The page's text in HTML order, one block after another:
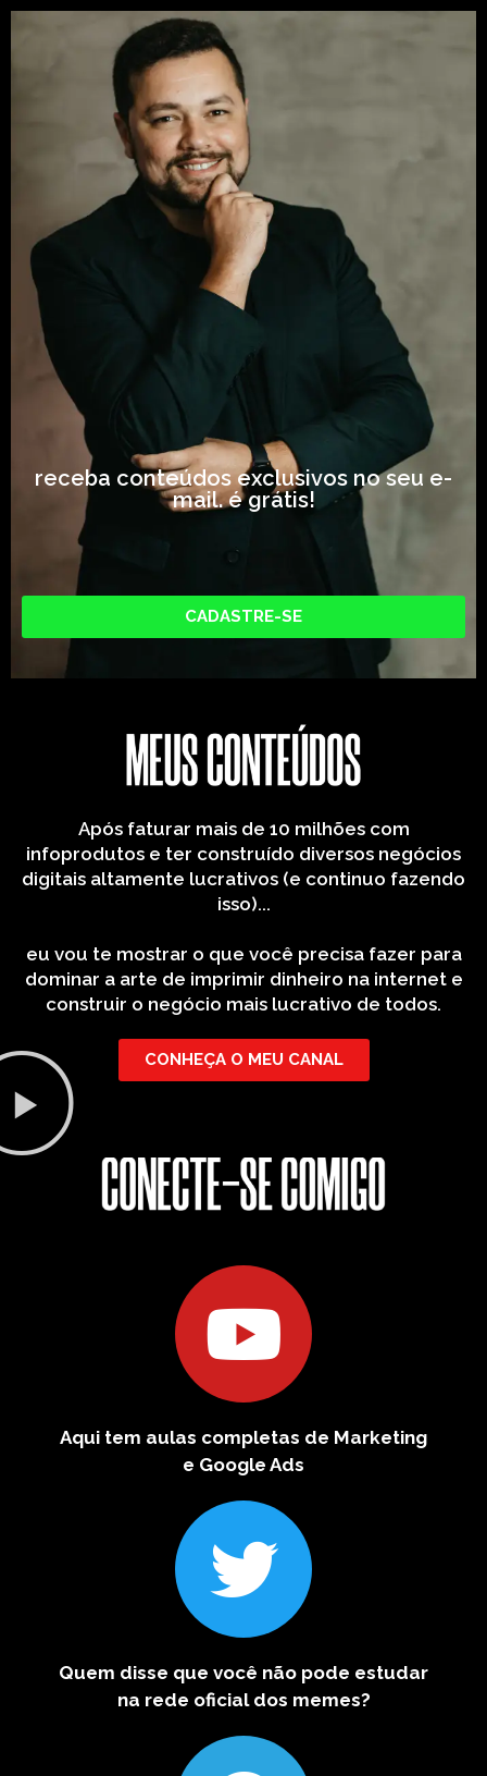
receba conteúdos exclusivos no seu e-
mail. é grátis!
CADASTRE-SE
Após faturar mais de 10 milhões com
infoprodutos e ter construído diversos negócios
digitais altamente lucrativos (e continuo fazendo
isso)...
eu vou te mostrar o que você precisa fazer para
dominar a arte de imprimir dinheiro na internet e
construir o negócio mais lucrativo de todos.
CONHEÇA O MEU CANAL
Aqui tem aulas completas de Marketing
e Google Ads
Quem disse que você não pode estudar
na rede oficial dos memes?